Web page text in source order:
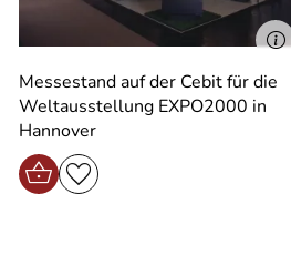
Messestand auf der Cebit für die
Weltausstellung EXPO2000 in
Hannover